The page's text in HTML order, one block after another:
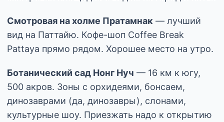
Смотровая на холме Пратамнак — лучший
вид на Паттайю. Кофе-шоп Coffee Break
Pattaya прямо рядом. Хорошее место на утро.
Ботанический сад Нонг Нуч — 16 км к югу,
500 акров. Зоны с орхидеями, бонсаем,
динозаврами (да, динозавры), слонами,
культурные шоу. Приезжать надо к открытию